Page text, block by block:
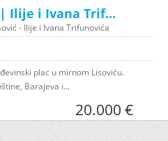
Ilije i Ivana Trif...
- Ilije i Ivana Trifunovića
plac u mirnom Lisoviću.
Barajeva i...
20.000 €